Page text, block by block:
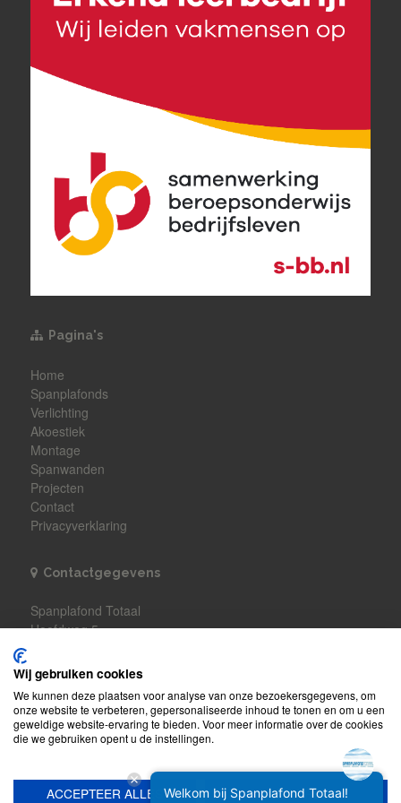
Pagina's
Home
Spanplafonds
Verlichting
Akoestiek
Montage
Spanwanden
Projecten
Contact
Privacyverklaring
Contactgegevens
Spanplafond Totaal
Hoofdweg 5
WhatsApp
Algemene voorwaarden
is ook te vinden op www.afbouw-info.nl.
Wij gebruiken cookies
We kunnen deze plaatsen voor analyse van onze bezoekersgegevens, om
onze website te verbeteren, gepersonaliseerde inhoud te tonen en om u een
geweldige website-ervaring te bieden. Voor meer informatie over de cookies
die we gebruiken opent u de instellingen.
ACCEPTEER ALLES WEIGEREN
Welkom bij Spanplafond Totaal!